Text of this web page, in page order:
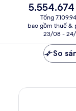
Giá
hiện
tại
5.554.674 ₫
Tổng
bao gồm thuế &
23/08 -
So